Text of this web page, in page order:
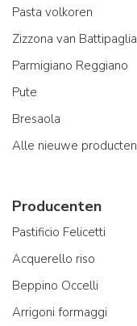
Pasta volkoren
Zizzona van Battipaglia
Parmigiano Reggiano
Pute
Bresaola
Alle nieuwe producten
Producenten
Pastificio Felicetti
Acquerello riso
Beppino Occelli
Arrigoni formaggi